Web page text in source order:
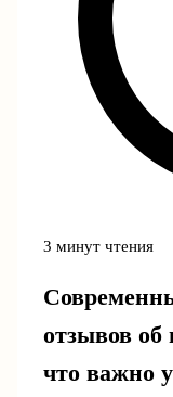
3 минут чтения
отзывов об
что важно